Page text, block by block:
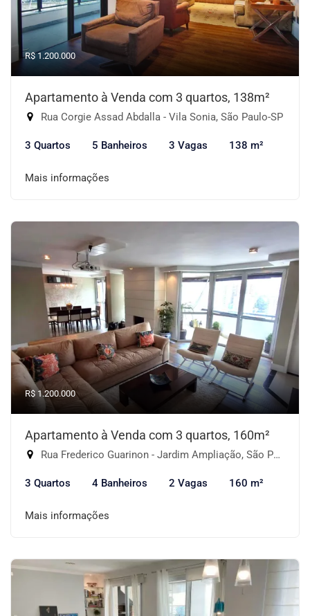
R$ 1.200.000
Apartamento à Venda com 3 quartos, 138m²
Rua Corgie Assad Abdalla - Vila Sonia, São Paulo-SP
3 Quartos 5 Banheiros 3 Vagas 138 m²
Mais informações
R$ 1.200.000
Apartamento à Venda com 3 quartos, 160m²
Rua Frederico Guarinon - Jardim Ampliação, São Paulo-SP
3 Quartos 4 Banheiros 2 Vagas 160 m²
Mais informações